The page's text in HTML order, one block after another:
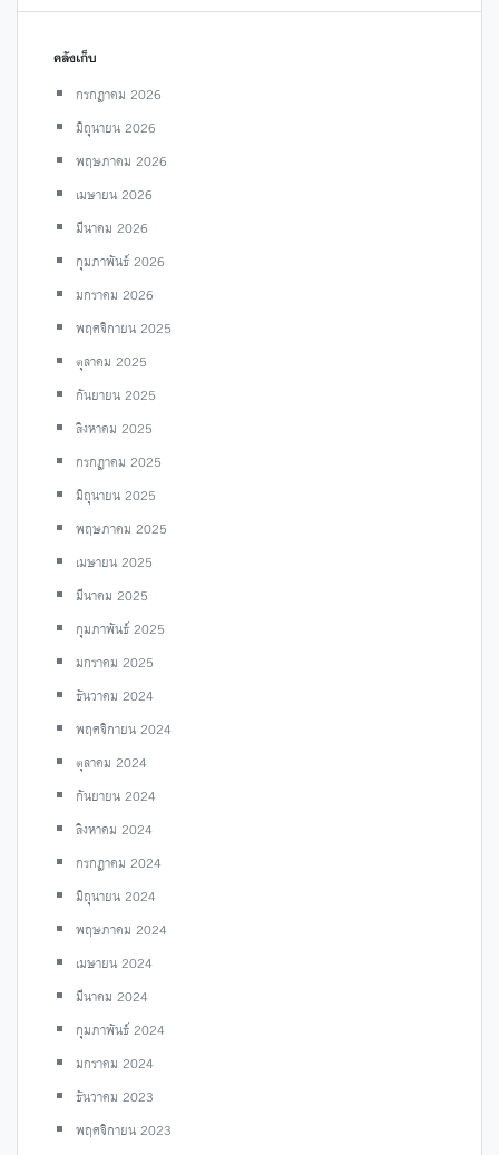
คลังเก็บ
กรกฎาคม 2026
มิถุนายน 2026
พฤษภาคม 2026
เมษายน 2026
มีนาคม 2026
กุมภาพันธ์ 2026
มกราคม 2026
พฤศจิกายน 2025
ตุลาคม 2025
กันยายน 2025
สิงหาคม 2025
กรกฎาคม 2025
มิถุนายน 2025
พฤษภาคม 2025
เมษายน 2025
มีนาคม 2025
กุมภาพันธ์ 2025
มกราคม 2025
ธันวาคม 2024
พฤศจิกายน 2024
ตุลาคม 2024
กันยายน 2024
สิงหาคม 2024
กรกฎาคม 2024
มิถุนายน 2024
พฤษภาคม 2024
เมษายน 2024
มีนาคม 2024
กุมภาพันธ์ 2024
มกราคม 2024
ธันวาคม 2023
พฤศจิกายน 2023